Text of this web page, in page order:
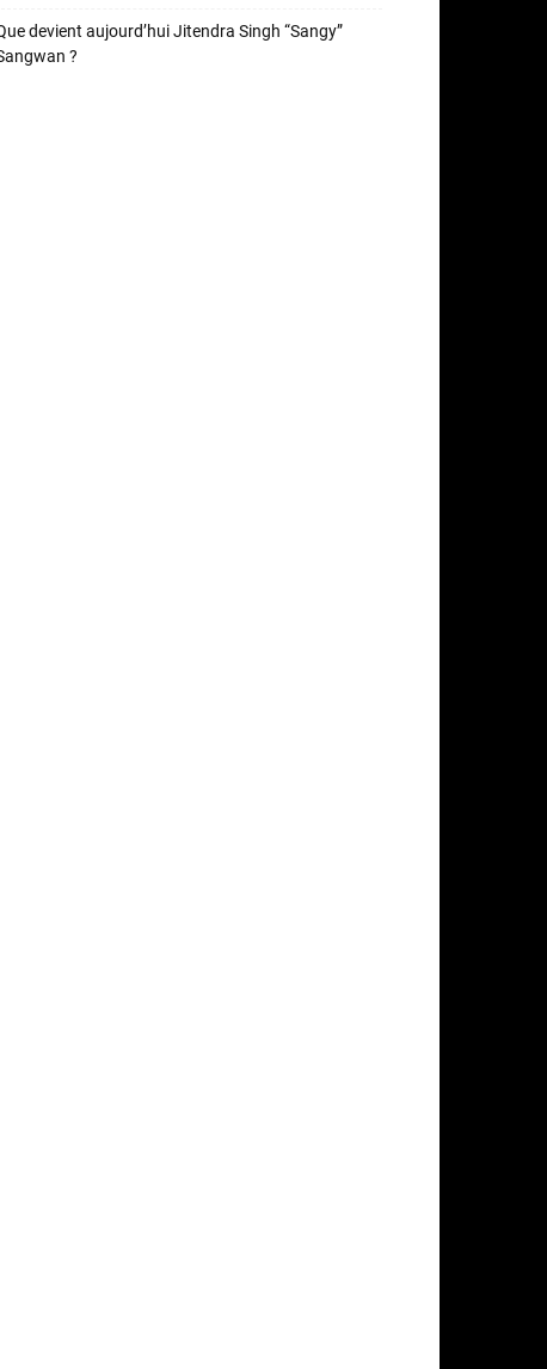
devient aujourd’hui Jitendra Singh “Sangy”
?